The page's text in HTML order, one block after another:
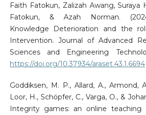
Faith Fatokun, Zalizah Awang, Suraya
Fatokun, & Azah Norman.
Knowledge Deterioration and the
Intervention. Journal of Advanced
Sciences and Engineering
https://doi.org/10.37934/araset.43.1.6694
Goddiksen, M. P., Allard, A., Armond,
Loor, H., Schöpfer, C., Varga, O., &
Integrity games: an online teaching